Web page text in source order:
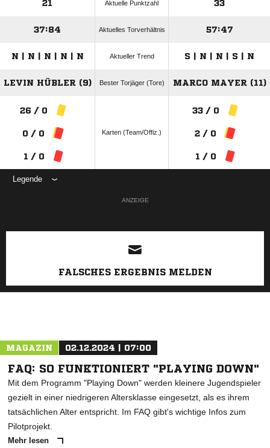
21 Aktuelle Punktzahl 33
37:84 Aktuelles Torverhältnis 57:47
N | N | N | N | N Aktueller Trend S | N | N | S | N
LEVIN HÜBLER (9) Bester Torjäger (Tore) MARCO MAYER (11)
26 / 0
0 / 0
1 / 0
Karten (Team/Offiz.)
33 / 0
2 / 0
1 / 0
Legende
ANZEIGE
FALSCHES ERGEBNIS MELDEN
MAGAZIN 02.12.2024 | 07:00
FAQ: SO FUNKTIONIERT "PLAYING DOWN"
Mit dem Programm "Playing Down" werden kleinere Jugendspieler
gezielt in einer niedrigeren Altersklasse eingesetzt, als es ihrem
tatsächlichen Alter entspricht. Im FAQ gibt's wichtige Infos zum
Pilotprojekt.
Mehr lesen